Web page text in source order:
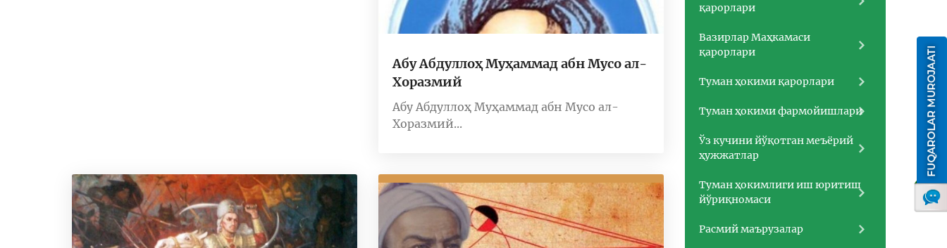
Абу Абдуллоҳ Муҳаммад абн Мусо ал-
Хоразмий
Абу Абдуллоҳ Муҳаммад абн Мусо ал-
Хоразмий...
қарорлари
Вазирлар Маҳкамаси
қарорлари
Туман ҳокими қарорлари
Туман ҳокими фармойишлари
Ўз кучини йўқотган меъёрий
ҳужжатлар
Туман ҳокимлиги иш юритиш
йўриқномаси
Расмий маърузалар